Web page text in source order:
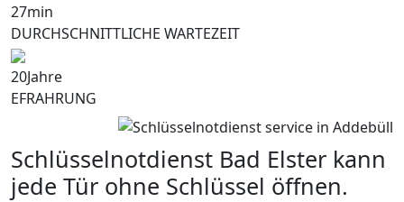
27min
DURCHSCHNITTLICHE WARTEZEIT
20Jahre
EFRAHRUNG
Schlüsselnotdienst Bad Elster kann
jede Tür ohne Schlüssel öffnen.